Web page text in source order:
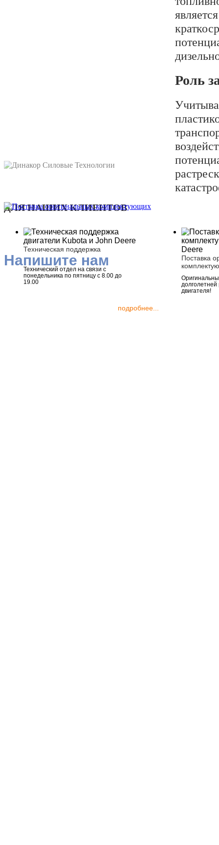
Роль
ДЛЯ НАШИХ КЛИЕНТОВ
Техническая поддержка
Технический отдел на связи с
понедельника по пятницу с 8.00 до
19.00
подробнее...
Поставка
двигателя!
Напишите нам